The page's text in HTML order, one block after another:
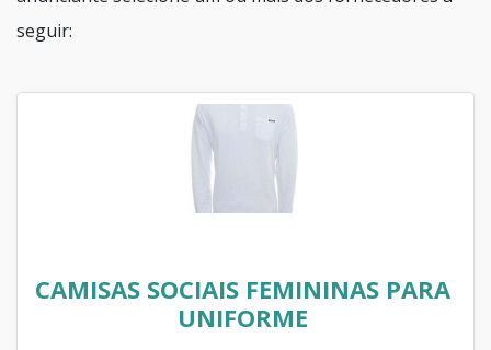
seguir:
CAMISAS SOCIAIS FEMININAS PARA
UNIFORME